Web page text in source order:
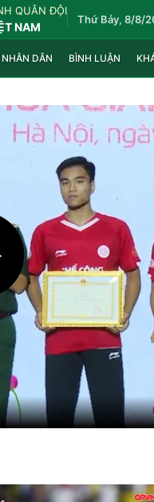
QUÂN ĐỘI
NAM
Thứ Bảy, 8/8/
DÂN BÌNH LUẬN